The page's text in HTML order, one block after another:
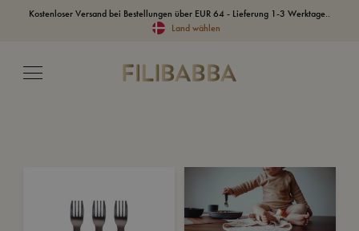
Kostenloser Versand bei Bestellungen über EUR 64 - Lieferung 1-3 Werktage..
Land wählen